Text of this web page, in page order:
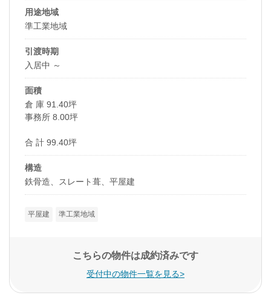
用途地域
準工業地域
引渡時期
入居中 ～
面積
倉 庫 91.40坪
事務所 8.00坪
合 計 99.40坪
構造
鉄骨造、スレート葺、平屋建
平屋建 準工業地域
こちらの物件は成約済みです
受付中の物件一覧を見る>